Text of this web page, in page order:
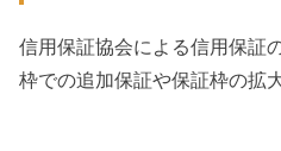
信用保証協会による信用保証
枠での追加保証や保証枠の拡